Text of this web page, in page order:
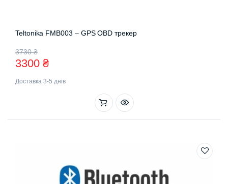
Teltonika FMB003 – GPS OBD трекер
3730₴
Оригінальна
ціна:
3730 ₴.
3300 ₴
Поточна
ціна:
3300 ₴.
Доставка 3-5 днів